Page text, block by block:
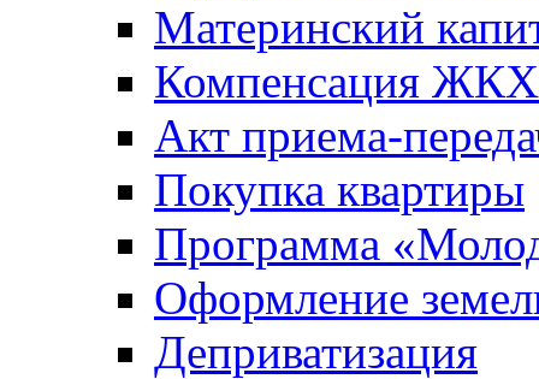
Материнский
Компенсация ЖКХ
Акт приема-
Покупка квартиры
Программа
Оформление
Деприватизация